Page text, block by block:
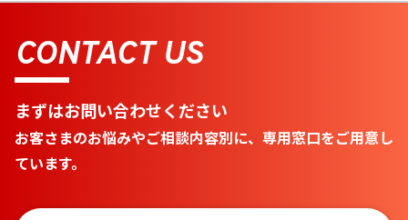
CONTACT US
まずはお問い合わせください
お客さまのお悩みやご相談内容別に、専用窓口をご用意し
ています。